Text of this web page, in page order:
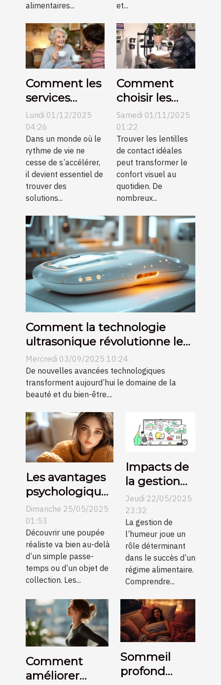
alimentaires...
et...
Comment les
services
d'aide à
domicile
améliorent la
qualité de vie
Lundi 01/12/2025
04:26
Dans un monde où le
rythme de vie ne
cesse de s’accélérer,
il devient essentiel de
trouver des
solutions...
Comment
choisir les
meilleures
lentilles de
contact pour
votre
quotidien ?
Samedi 01/11/2025
01:22
Trouver les lentilles
de contact idéales
peut transformer le
confort visuel au
quotidien. De
nombreux...
Comment la technologie
ultrasonique révolutionne le
remodelage corporel sans
cicatrices ?
Mercredi 03/09/2025 10:24
De nouvelles avancées technologiques
transforment aujourd’hui le domaine de la
beauté et du bien-être....
Les avantages
psychologiques
de l'adoption
d'une poupée
réaliste
Dimanche 25/05/2025
01:53
Découvrir une poupée
réaliste va bien au-delà
d’un simple passe-
temps ou d’un objet de
collection. Les...
Impacts de
la gestion
de l'humeur
sur la
réussite
d'un régime
Jeudi 22/05/2025
23:32
La gestion de
l’humeur joue un
rôle déterminant
dans le succès d’un
régime alimentaire.
Comprendre...
Comment
améliorer
Sommeil
profond